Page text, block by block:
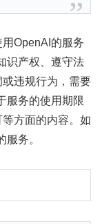
OpenAI的服务
识产权、遵守法
违规行为，需要
服务的使用期限
方面的内容。如
务。